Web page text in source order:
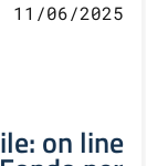
11/06/2025
on line